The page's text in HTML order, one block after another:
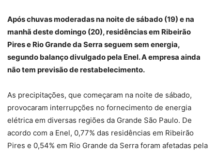
Após chuvas moderadas na noite de sábado (19) e na
manhã deste domingo (20), residências em Ribeirão
Pires e Rio Grande da Serra seguem sem energia,
segundo balanço divulgado pela Enel. A empresa ainda
não tem previsão de restabelecimento.
As precipitações, que começaram na noite de sábado,
provocaram interrupções no fornecimento de energia
elétrica em diversas regiões da Grande São Paulo. De
acordo com a Enel, 0,77% das residências em Ribeirão
Pires e 0,54% em Rio Grande da Serra foram afetadas pela